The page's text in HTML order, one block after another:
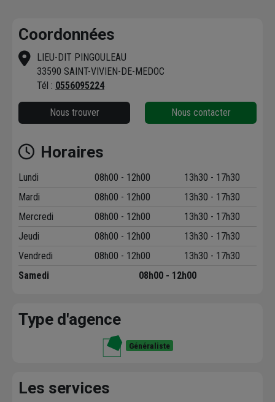
Coordonnées
LIEU-DIT PINGOULEAU
33590 SAINT-VIVIEN-DE-MEDOC
Tél : 0556095224
Nous trouver Nous contacter
Horaires
Lundi 08h00 - 12h00
13h30 - 17h30
Mardi
08h00 - 12h00
13h30 - 17h30
Mercredi
08h00 - 12h00
13h30 - 17h30
Jeudi
08h00 - 12h00
13h30 - 17h30
Vendredi
08h00 - 12h00
13h30 - 17h30
Samedi
08h00 - 12h00
Type d'agence
Généraliste
Les services